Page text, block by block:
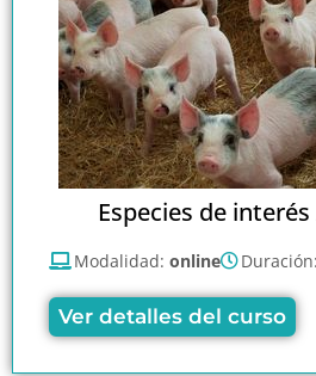
Especies de
Modalidad: online Duración:
Ver detalles del curso